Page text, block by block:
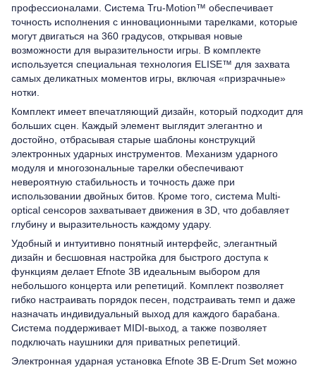
профессионалами. Система Tru-Motion™ обеспечивает
точность исполнения с инновационными тарелками, которые
могут двигаться на 360 градусов, открывая новые
возможности для выразительности игры. В комплекте
используется специальная технология ELISE™ для захвата
самых деликатных моментов игры, включая «призрачные»
нотки.
Комплект имеет впечатляющий дизайн, который подходит для
больших сцен. Каждый элемент выглядит элегантно и
достойно, отбрасывая старые шаблоны конструкций
электронных ударных инструментов. Механизм ударного
модуля и многозональные тарелки обеспечивают
невероятную стабильность и точность даже при
использовании двойных битов. Кроме того, система Multi-
optical сенсоров захватывает движения в 3D, что добавляет
глубину и выразительность каждому удару.
Удобный и интуитивно понятный интерфейс, элегантный
дизайн и бесшовная настройка для быстрого доступа к
функциям делает Efnote 3B идеальным выбором для
небольшого концерта или репетиций. Комплект позволяет
гибко настраивать порядок песен, подстраивать темп и даже
назначать индивидуальный выход для каждого барабана.
Система поддерживает MIDI-выход, а также позволяет
подключать наушники для приватных репетиций.
Электронная ударная установка Efnote 3B E-Drum Set можно